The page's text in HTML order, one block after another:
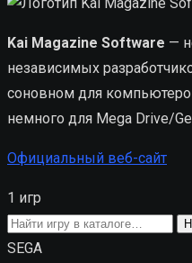
Kai Magazine Software —
независимых
соновном для
немного для Mega Drive/
Официальный веб-сайт
1 игр
Поиск
игры
SEGA